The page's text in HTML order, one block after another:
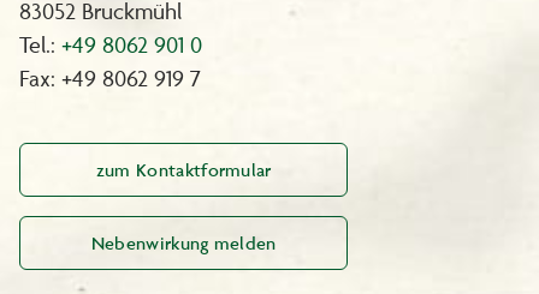
83052 Bruckmühl
Tel.: +49 8062 901 0
Fax: +49 8062 919 7
zum Kontaktformular
Nebenwirkung melden